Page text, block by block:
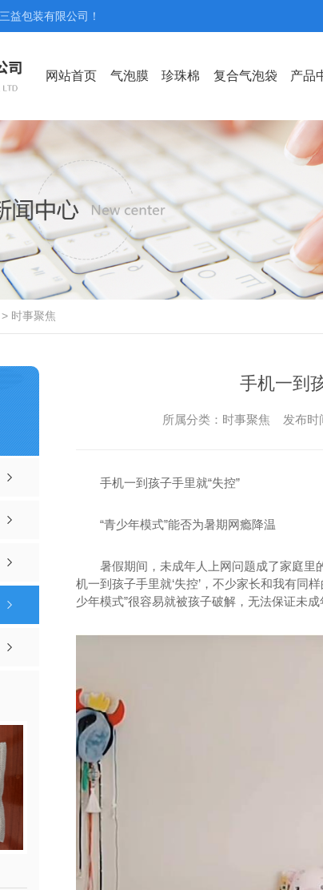
益包装有限公司！
网站首页 气泡膜 珍珠棉 复合气泡袋 产品
> 时事聚焦
快递袋生产厂家
手机一到
所属分类：时事聚焦 发布
手机一到孩子手里就“失控”
“青少年模式”能否为暑期网瘾降温
暑假期间，未成年人上网问题成了家庭里
机一到孩子手里就‘失控’，不少家长和我有同
少年模式”很容易就被孩子破解，无法保证未